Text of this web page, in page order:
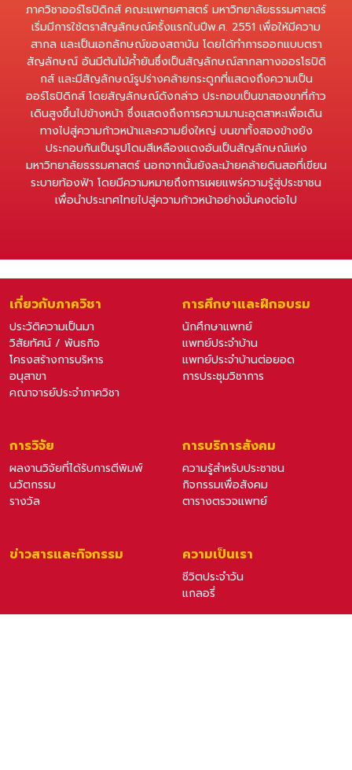
ภาควิชาออร์โธปิดิกส์ คณะแพทยศาสตร์ มหาวิทยาลัยธรรมศาสตร์
เริ่มมีการใช้ตราสัญลักษณ์ครั้งแรกในปีพ.ศ. 2551 เพื่อให้มีความ
สากล และเป็นเอกลักษณ์ของสถาบัน โดยได้ทำการออกแบบตรา
สัญลักษณ์ อันมีต้นไม้ค้ำยันซึ่งเป็นสัญลักษณ์สากลทางออรโธปิดิ
กส์ และมีสัญลักษณ์รูปร่างคล้ายกระดูกที่แสดงถึงความเป็น
ออร์โธปิดิกส์ โดยสัญลักษณ์ดังกล่าว ประกอบเป็นขาสองขาที่ก้าว
เดินสูงขึ้นไปข้างหน้า ซึ่งแสดงถึงการความมานะอุตสาหะเพื่อเดิน
ทางไปสู่ความก้าวหน้าและความยิ่งใหญ่ บนขาทั้งสองข้างยัง
ประกอบกันเป็นรูปโดมสีเหลืองแดงอันเป็นสัญลักษณ์แห่ง
มหาวิทยาลัยธรรมศาสตร์ นอกจากนั้นยังละม้ายคล้ายดินสอที่เขียน
ระบายท้องฟ้า โดยมีความหมายถึงการเผยแพร่ความรู้สู่ประชาชน
เพื่อนำประเทศไทยไปสู่ความก้าวหน้าอย่างมั่นคงต่อไป
เกี่ยวกับภาควิชา
ประวัติความเป็นมา
วิสัยทัศน์ / พันธกิจ
โครงสร้างการบริหาร
อนุสาขา
คณาจารย์ประจำภาควิชา
การศึกษาและฝึกอบรม
นักศึกษาแพทย์
แพทย์ประจำบ้าน
แพทย์ประจำบ้านต่อยอด
การประชุมวิชาการ
การวิจัย
ผลงานวิจัยที่ได้รับการตีพิมพ์
นวัตกรรม
รางวัล
การบริการสังคม
ความรู้สำหรับประชาชน
กิจกรรมเพื่อสังคม
ตารางตรวจแพทย์
ข่าวสารและกิจกรรม ความเป็นเรา
ชีวิตประจำวัน
แกลอรี่